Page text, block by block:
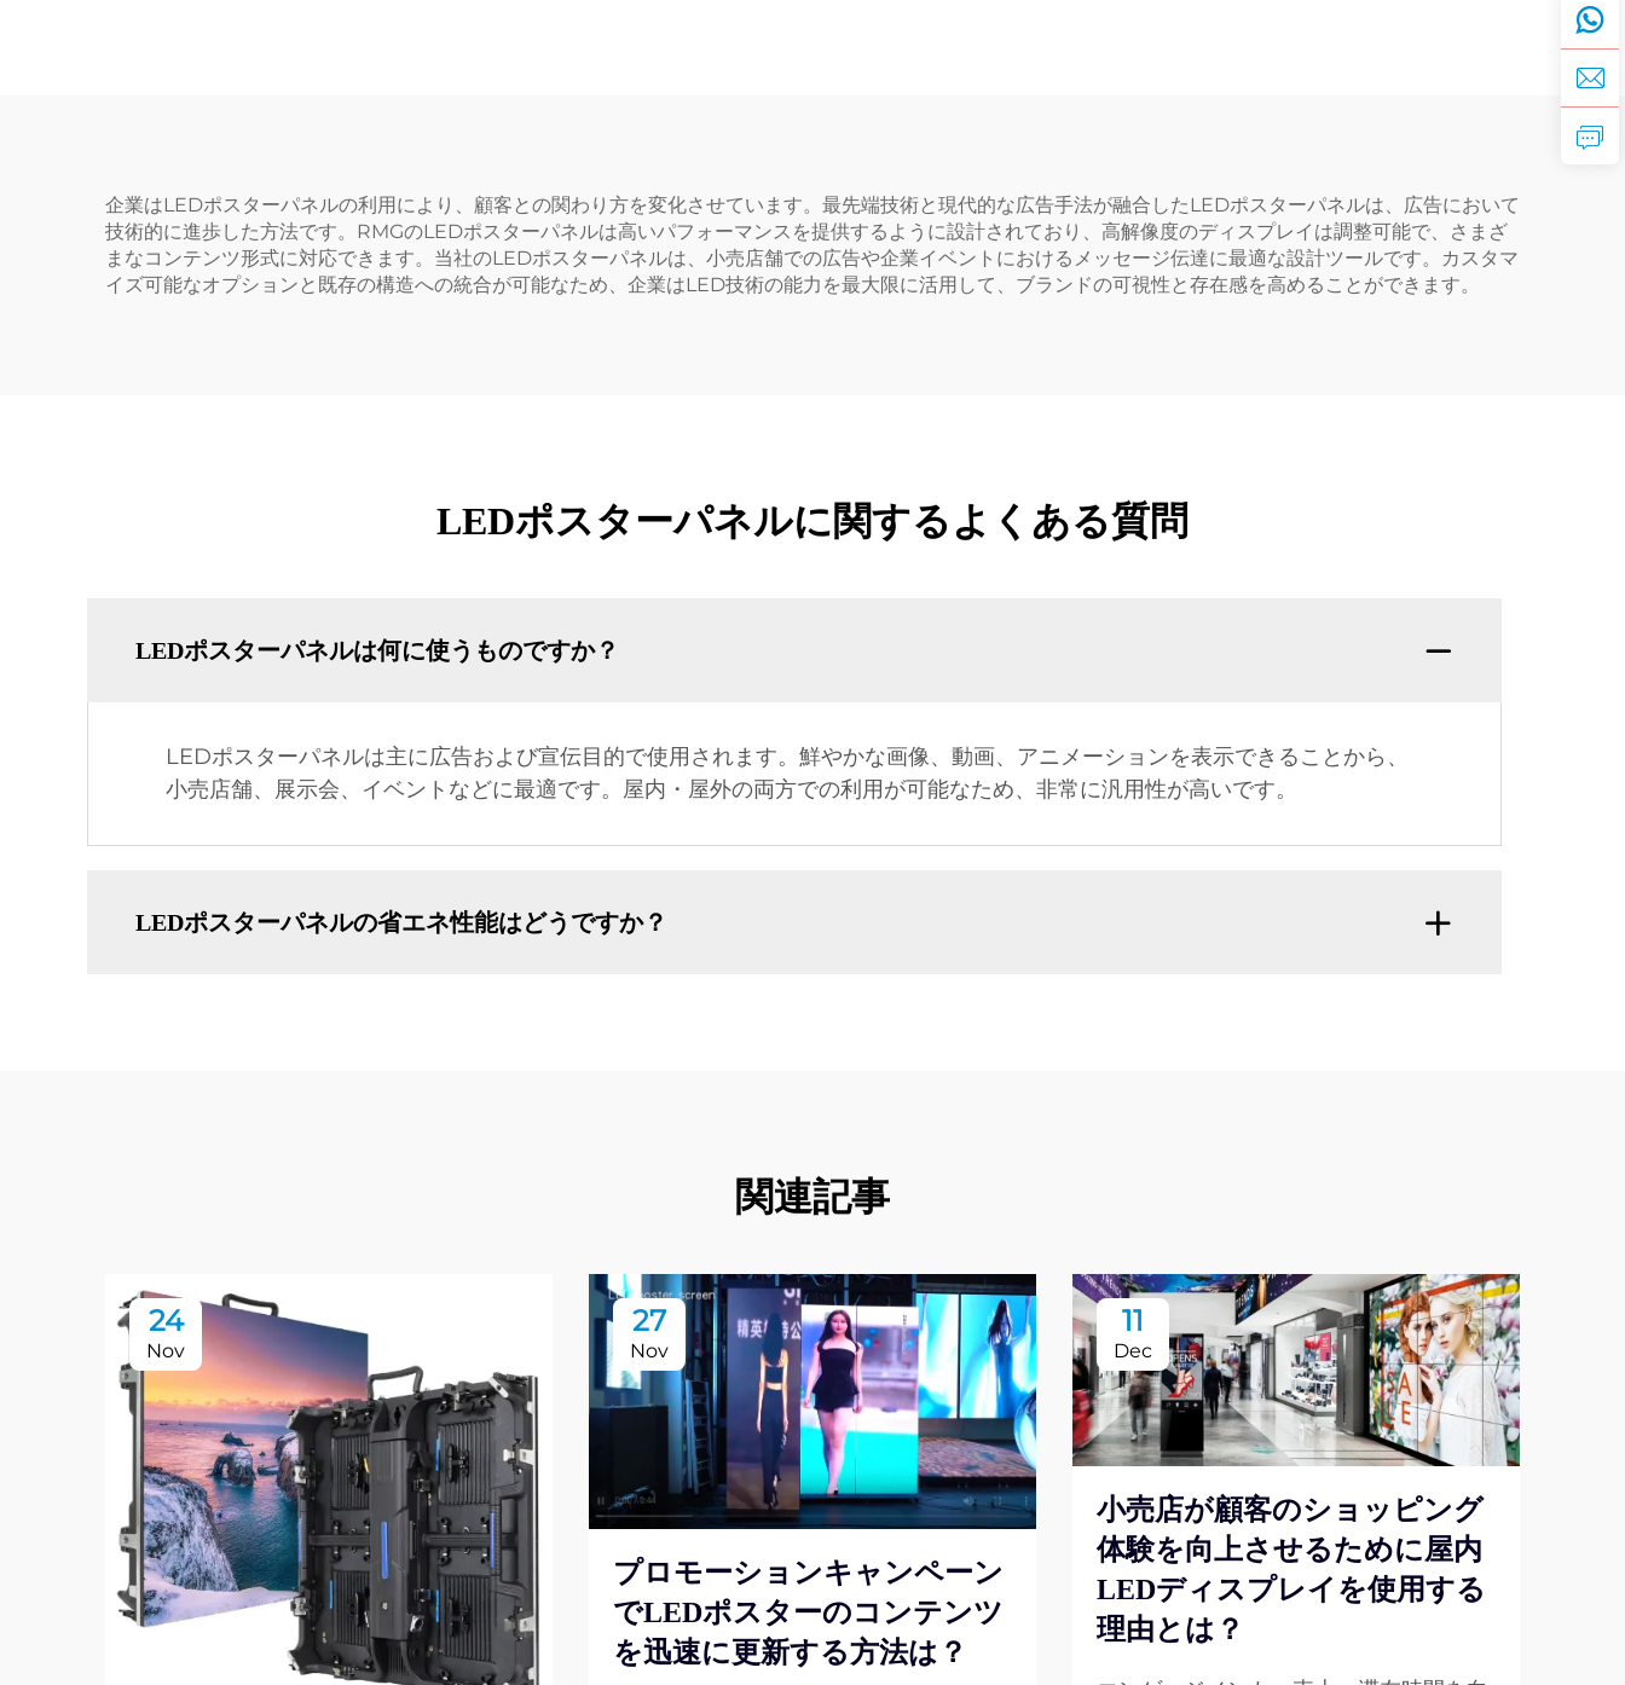
企業はLEDポスターパネルの利用により、顧客との関わり方を変化させています。最先端技術と現代的な広告手法が融合したLEDポスターパネルは、広告において
技術的に進歩した方法です。RMGのLEDポスターパネルは高いパフォーマンスを提供するように設計されており、高解像度のディスプレイは調整可能で、さまざ
まなコンテンツ形式に対応できます。当社のLEDポスターパネルは、小売店舗での広告や企業イベントにおけるメッセージ伝達に最適な設計ツールです。カスタマ
イズ可能なオプションと既存の構造への統合が可能なため、企業はLED技術の能力を最大限に活用して、ブランドの可視性と存在感を高めることができます。
LEDポスターパネルに関するよくある質問
LEDポスターパネルは何に使うものですか？
LEDポスターパネルは主に広告および宣伝目的で使用されます。鮮やかな画像、動画、アニメーションを表示できることから、
小売店舗、展示会、イベントなどに最適です。屋内・屋外の両方での利用が可能なため、非常に汎用性が高いです。
LEDポスターパネルの省エネ性能はどうですか？
関連記事
24
Nov
27
Nov
プロモーションキャンペーン
でLEDポスターのコンテンツ
を迅速に更新する方法は？
11
Dec
小売店が顧客のショッピング
体験を向上させるために屋内
LEDディスプレイを使用する
理由とは？